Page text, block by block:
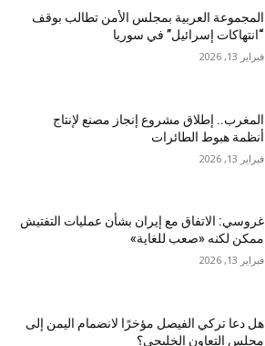
المجموعة العربية بمجلس الأمن تطالب بوقف
“انتهاكات إسرائيل” في سوريا
فبراير 13, 2026
المغرب.. إطلاق مشروع إنجاز مصنع لإنتاج
أنظمة هبوط الطائرات
فبراير 13, 2026
غروسي: الاتفاق مع إيران بشأن عمليات التفتيش
ممكن لكنه «صعب للغاية»
فبراير 13, 2026
هل دعا تركي الفيصل مؤخرًا لانضمام اليمن إلى
مجلس التعاون الخليجي؟